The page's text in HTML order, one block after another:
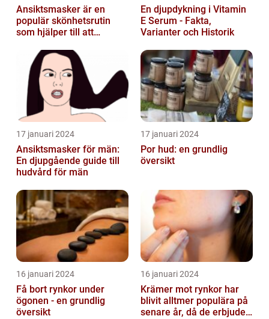
Ansiktsmasker är en
populär skönhetsrutin
som hjälper till att
huden
En djupdykning i Vitamin
E Serum - Fakta,
Varianter och Historik
17 januari 2024
Ansiktsmasker för män:
En djupgående guide till
hudvård för män
17 januari 2024
Por hud: en grundlig
översikt
16 januari 2024
Få bort rynkor under
ögonen - en grundlig
översikt
16 januari 2024
Krämer mot rynkor har
blivit alltmer populära på
senare år, då de erbjuder